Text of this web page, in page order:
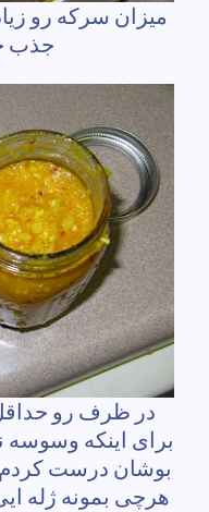
میزان سرکه رو
جذب
در ظرف رو
برای اینکه وسوسه
بوشان درست کردم
هرچی بمونه ژله